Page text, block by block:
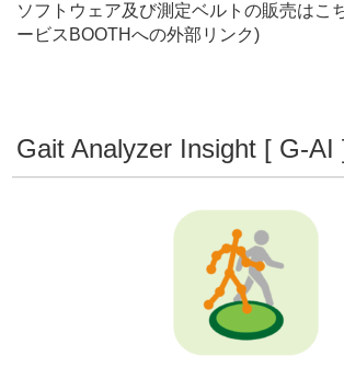
ソフトウェア及び測定ベルトの販売はこ
ービスBOOTHへの外部リンク)
Gait Analyzer Insight [ G-AI